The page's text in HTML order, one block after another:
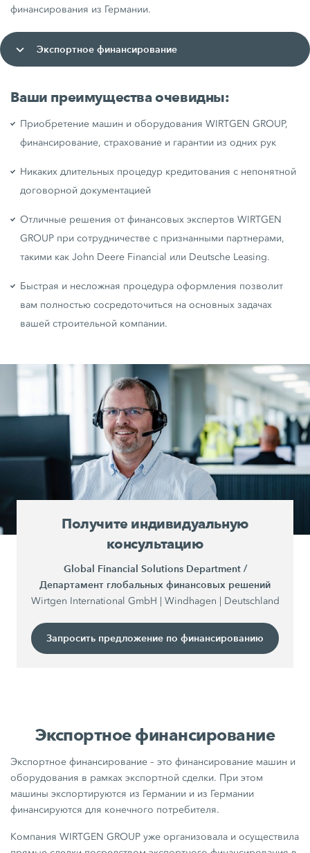
финансирования из Германии.
Экспортное финансирование
Ваши преимущества очевидны:
Приобретение машин и оборудования WIRTGEN GROUP,
финансирование, страхование и гарантии из одних рук
Никаких длительных процедур кредитования с непонятной
договорной документацией
Отличные решения от финансовых экспертов WIRTGEN
GROUP при сотрудничестве с признанными партнерами,
такими как John Deere Financial или Deutsche Leasing.
Быстрая и несложная процедура оформления позволит
вам полностью сосредоточиться на основных задачах
вашей строительной компании.
Получите индивидуальную
консультацию
Global Financial Solutions Department /
Департамент глобальных финансовых решений
Wirtgen International GmbH | Windhagen | Deutschland
Запросить предложение по финансированию
Экспортное финансирование
Экспортное финансирование – это финансирование машин и
оборудования в рамках экспортной сделки. При этом
машины экспортируются из Германии и из Германии
финансируются для конечного потребителя.
Компания WIRTGEN GROUP уже организовала и осуществила